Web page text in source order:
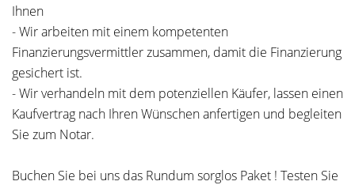
Ihnen
- Wir arbeiten mit einem kompetenten
Finanzierungsvermittler zusammen, damit die Finanzierung
gesichert ist.
- Wir verhandeln mit dem potenziellen Käufer, lassen einen
Kaufvertrag nach Ihren Wünschen anfertigen und begleiten
Sie zum Notar.
Buchen Sie bei uns das Rundum sorglos Paket ! Testen Sie